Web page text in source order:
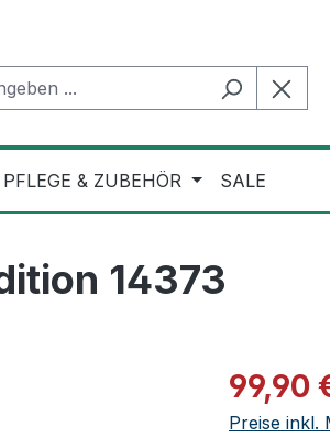
& ZUBEHÖR SALE
14373
99,90
Preise inkl.